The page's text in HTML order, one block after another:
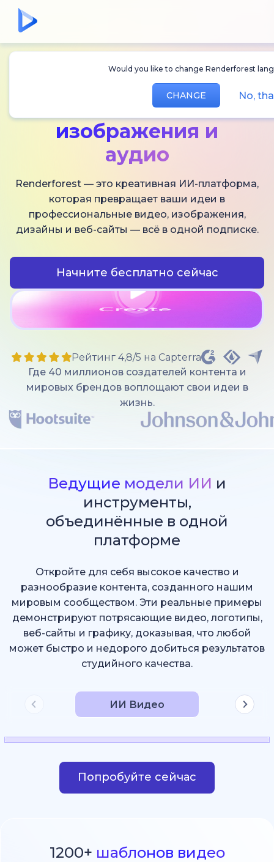
Would you like to change Renderforest
CHANGE No,
СоздавайтеИИ-
видео,
изображения и
аудио
Renderforest — это креативная ИИ-платформа,
которая превращает ваши идеи в
профессиональные видео, изображения,
дизайны и веб-сайты — всё в одной подписке.
Начните бесплатно сейчас
Рейтинг 4,8/5 на Capterra
Где 40 миллионов создателей контента и
мировых брендов воплощают свои идеи в
жизнь.
Ведущие модели ИИ и
инструменты,
объединённые в одной
платформе
Откройте для себя высокое качество и
разнообразие контента, созданного нашим
мировым сообществом. Эти реальные примеры
демонстрируют потрясающие видео, логотипы,
веб-сайты и графику, доказывая, что любой
может быстро и недорого добиться результатов
студийного качества.
ИИ Видео
Попробуйте сейчас
1200+ шаблонов видео